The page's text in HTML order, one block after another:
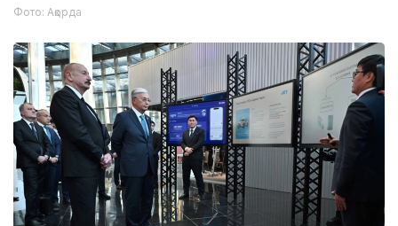
Фото: Ақорда